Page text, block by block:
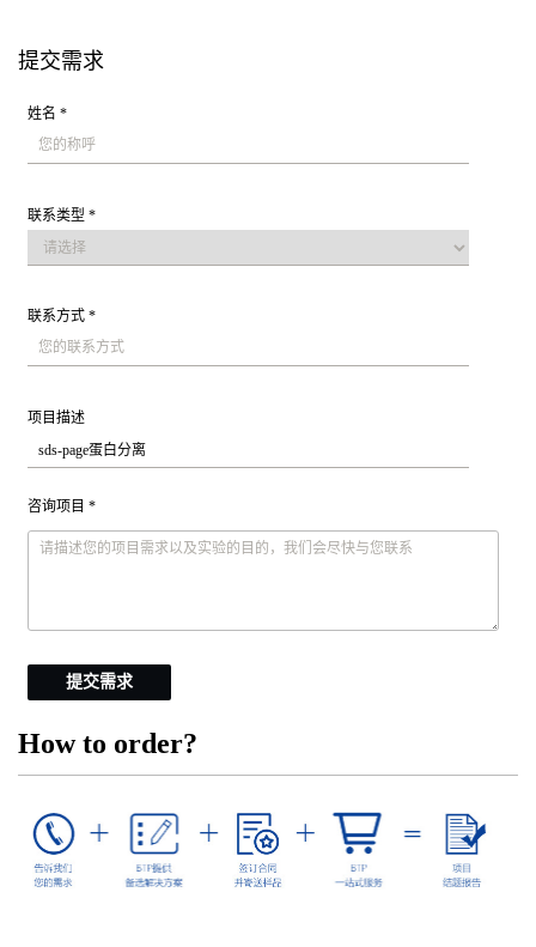
提交需求
姓名 *
联系类型 *
联系方式 *
项目描述
咨询项目 *
提交需求
How to order?